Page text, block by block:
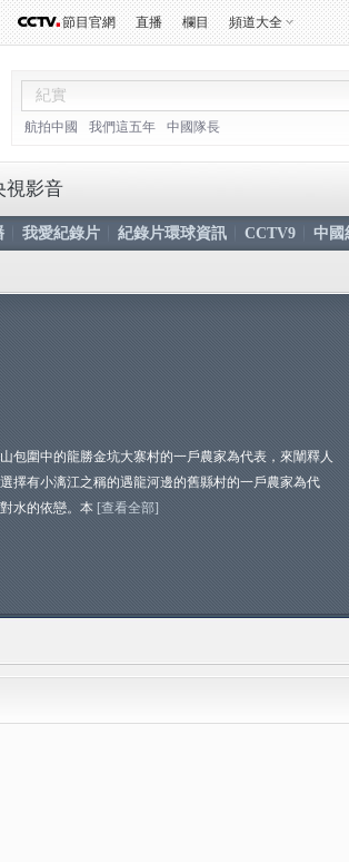
節目官網 直播 欄目 頻道大全
航拍中國 我們這五年 中國隊長
我愛紀錄片 紀錄片環球資訊 CCTV9 中國
視影音
包圍中的龍勝金坑大寨村的一戶農家為代表，來闡釋人
擇有小漓江之稱的遇龍河邊的舊縣村的一戶農家為代
水的依戀。本 [查看全部]